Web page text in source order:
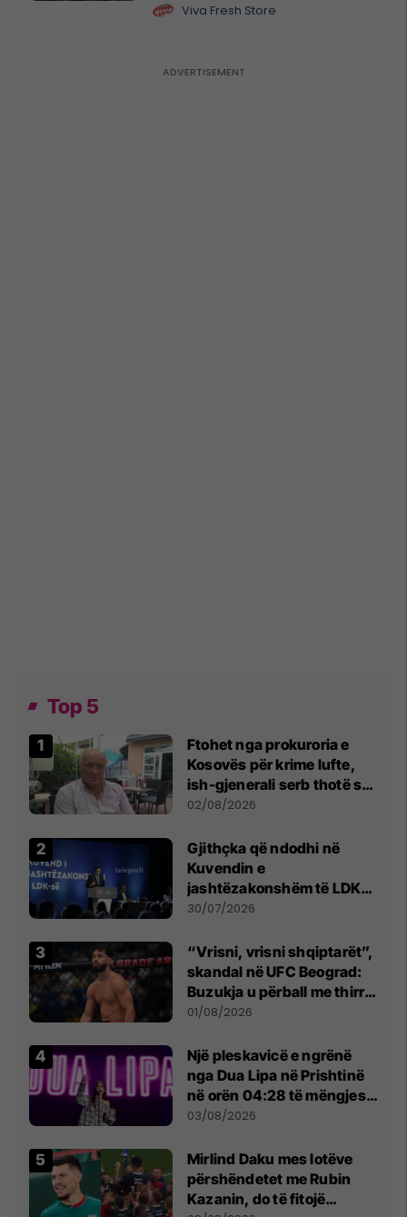
Viva Fresh Store
Top 5
Ftohet nga prokuroria e
Kosovës për krime lufte,
ish-gjenerali serb thotë se
dikush e tradhtoi në
02/08/2026
Gjithçka që ndodhi në
Kuvendin e
jashtëzakonshëm të LDK-
së
30/07/2026
“Vrisni, vrisni shqiptarët”,
skandal në UFC Beograd:
Buzukja u përball me thirrje
anti-shqiptare nga
01/08/2026
Një pleskavicë e ngrënë
nga Dua Lipa në Prishtinë
në orën 04:28 të mëngjesit
- dhe bota digjitale serbe
03/08/2026
Mirlind Daku mes lotëve
përshëndetet me Rubin
Kazanin, do të fitojë